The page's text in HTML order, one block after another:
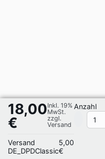
18,00
€
Inkl. 19%
MwSt.
zzgl.
Versand
Versand
DE_DPDClassic
5,00
€
Anzahl